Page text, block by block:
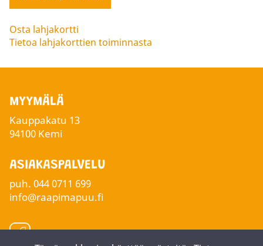
Osta lahjakortti
Tietoa lahjakorttien toiminnasta
MYYMÄLÄ
Kauppakatu 13
94100 Kemi
ASIAKASPALVELU
puh. 044 0711 699
info@raapimapuu.fi